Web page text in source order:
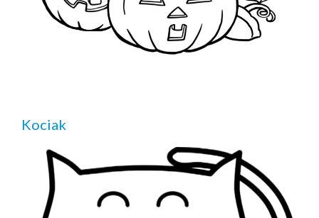
Kociak